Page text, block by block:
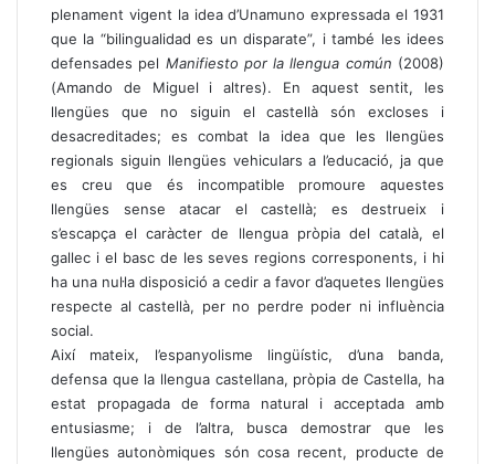
plenament vigent la idea d’Unamuno expressada el 1931
que la “bilingualidad es un disparate”, i també les idees
defensades pel Manifiesto por la llengua común (2008)
(Amando de Miguel i altres). En aquest sentit, les
llengües que no siguin el castellà són excloses i
desacreditades; es combat la idea que les llengües
regionals siguin llengües vehiculars a l’educació, ja que
es creu que és incompatible promoure aquestes
llengües sense atacar el castellà; es destrueix i
s’escapça el caràcter de llengua pròpia del català, el
gallec i el basc de les seves regions corresponents, i hi
ha una nul·la disposició a cedir a favor d’aquetes llengües
respecte al castellà, per no perdre poder ni influència
social.
Així mateix, l’espanyolisme lingüístic, d’una banda,
defensa que la llengua castellana, pròpia de Castella, ha
estat propagada de forma natural i acceptada amb
entusiasme; i de l’altra, busca demostrar que les
llengües autonòmiques són cosa recent, producte de